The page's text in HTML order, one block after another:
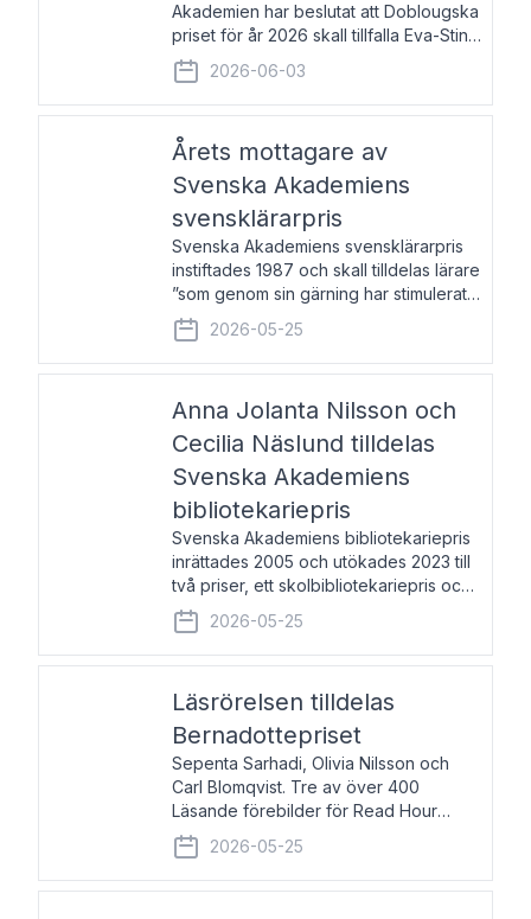
Akademien har beslutat att Doblougska
priset för år 2026 skall tillfalla Eva-Stina
Byggmästar, Magnus Dahlström, Matias
Faldbakken samt Espen Stueland.
Prisbeloppet är 200 000 svenska
2026-06-03
Årets mottagare av
Svenska Akademiens
svensklärarpris
Svenska Akademiens svensklärarpris
instiftades 1987 och skall tilldelas lärare
”som genom sin gärning har stimulerat
intresset hos unga människor för
svenska språket och litteraturen”.
Prisutdelning och samtal med
2026-05-25
Anna Jolanta Nilsson och
Cecilia Näslund tilldelas
Svenska Akademiens
bibliotekariepris
Svenska Akademiens bibliotekariepris
inrättades 2005 och utökades 2023 till
två priser, ett skolbibliotekariepris och
ett folkbibliotekariepris. Priserna skall
tilldelas bibliotekarier vid svenska folk-
och skolbibliotek som gjort värdefull
2026-05-25
Läsrörelsen tilldelas
Bernadottepriset
Sepenta Sarhadi, Olivia Nilsson och
Carl Blomqvist. Tre av över 400
Läsande förebilder för Read Hour
Sverige. Foto: Michael Wall. Den ideella
föreningen Läsrörelsen tilldelas
Bernadottepriset 2026 för att den
2026-05-25